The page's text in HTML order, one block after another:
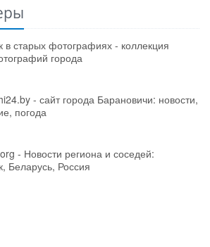
в старых фотографиях - коллекция
города
- сайт города Барановичи: новости,
погода
- Новости региона и соседей:
Беларусь, Россия